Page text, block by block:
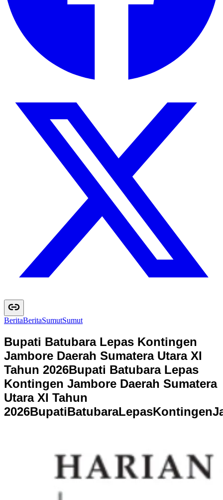
BeritaBeritaSumutSumut
Bupati Batubara Lepas Kontingen
Jambore Daerah Sumatera Utara XI
Tahun 2026Bupati Batubara Lepas
Kontingen Jambore Daerah Sumatera
Utara XI Tahun
2026BupatiBatubaraLepasKontingenJ